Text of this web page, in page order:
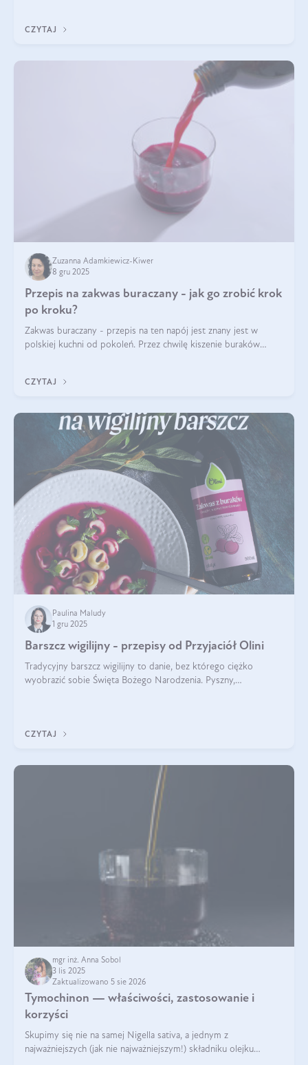
CZYTAJ
Zuzanna Adamkiewicz-Kiwer
8 gru 2025
Przepis na zakwas buraczany - jak go zrobić krok
po kroku?
Zakwas buraczany - przepis na ten napój jest znany jest w
polskiej kuchni od pokoleń. Przez chwilę kiszenie buraków
CZYTAJ
Paulina Maludy
1 gru 2025
Barszcz wigilijny - przepisy od Przyjaciół Olini
Tradycyjny barszcz wigilijny to danie, bez którego ciężko
wyobrazić sobie Święta Bożego Narodzenia. Pyszny,
CZYTAJ
mgr inż. Anna Sobol
3 lis 2025
Zaktualizowano 5 sie 2026
Tymochinon — właściwości, zastosowanie i
korzyści
Skupimy się nie na samej Nigella sativa, a jednym z
najważniejszych (jak nie najważniejszym!) składniku olejku